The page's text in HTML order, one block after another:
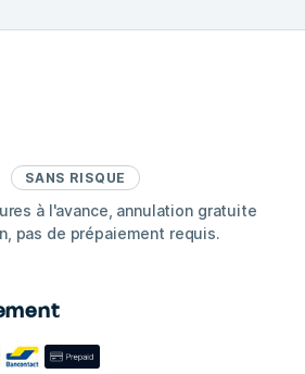
SANS RISQUE
à l'avance, annulation gratuite
pas de prépaiement requis.